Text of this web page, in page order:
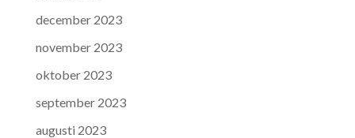
december 2023
november 2023
oktober 2023
september 2023
augusti 2023